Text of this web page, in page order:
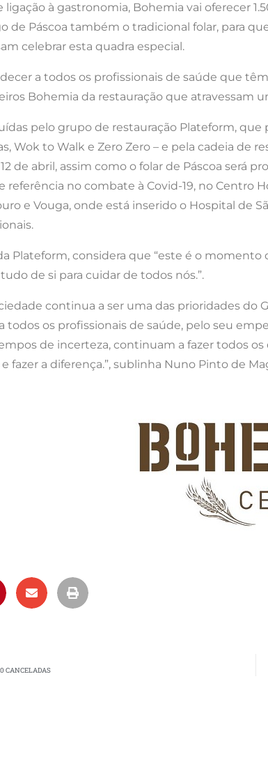
à gastronomia, Bohemia vai oferecer
de Páscoa também o tradicional folar, para
celebrar esta quadra especial.
a todos os profissionais de saúde que
Bohemia da restauração que atravessam
pelo grupo de restauração Plateform,
Wok to Walk e Zero Zero – e pela cadeia de
de abril, assim como o folar de Páscoa será
no combate à Covid-19, no Centro
e Vouga, onde está inserido o Hospital de
Plateform, considera que “este é o
de si para cuidar de todos nós.”.
continua a ser uma das prioridades
todos os profissionais de saúde, pelo seu
de incerteza, continuam a fazer todos
fazer a diferença.”, sublinha Nuno Pinto de
CANCELADAS